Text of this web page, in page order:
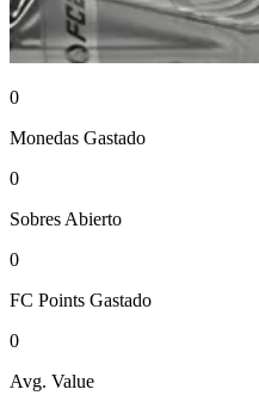
0
Monedas Gastado
0
Sobres Abierto
0
FC Points Gastado
0
Avg. Value